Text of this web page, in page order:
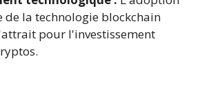
de la technologie blockchain
pour l'investissement